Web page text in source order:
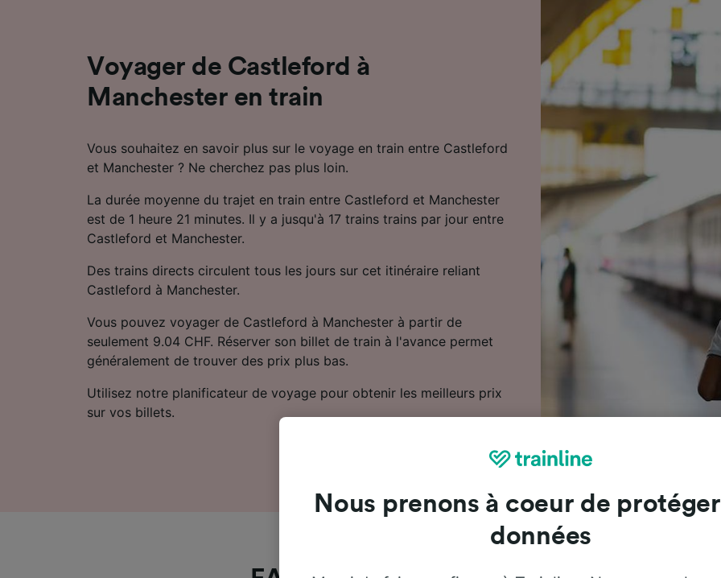
Voyager de Castleford à
Manchester en train
Vous souhaitez en savoir plus sur le voyage en train entre Castleford
et Manchester ? Ne cherchez pas plus loin.
La durée moyenne du trajet en train entre Castleford et Manchester
est de 1 heure 21 minutes. Il y a jusqu'à 17 trains trains par jour entre
Castleford et Manchester.
Des trains directs circulent tous les jours sur cet itinéraire reliant
Castleford à Manchester.
Vous pouvez voyager de Castleford à Manchester à partir de
seulement 9.04 CHF. Réserver son billet de train à l'avance permet
généralement de trouver des prix plus bas.
Utilisez notre planificateur de voyage pour obtenir les meilleurs prix
sur vos billets.
Nous prenons à coeur de
données